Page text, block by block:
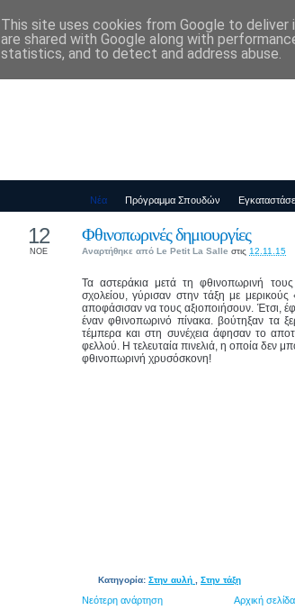
Παιδικός Σταθμός-
Νέα Πρόγραμμα Σπουδών
Φθινοπωρινές δημιουργίες
Αναρτήθηκε από Le Petit La Salle στις 12.11.15
12
ΝΟΕ
Τα αστεράκια μετά τη φθινοπωρινή
σχολείου, γύρισαν στην τάξη με
αποφάσισαν να τους αξιοποιήσουν. Έτσι,
έναν φθινοπωρινό πίνακα. βούτηξαν τα
τέμπερα και στη συνέχεια άφησαν το
φελλού. Η τελευταία πινελιά, η οποία δεν
φθινοπωρινή χρυσόσκονη!
Κατηγορία: Στην αυλή Στην τάξη
Νεότερη ανάρτηση Αρχική σελίδα
This site uses cookies from Google to
are shared with Google along with
statistics, and to detect and address abuse.